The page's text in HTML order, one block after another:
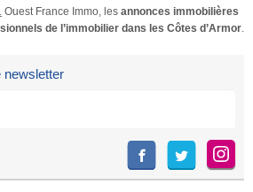
Ouest France Immo, les annonces immobilières
de l’immobilier dans les Côtes d’Armor
newsletter